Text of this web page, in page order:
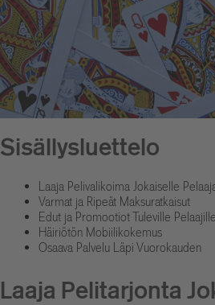
Sisällysluettelo
Laaja Pelivalikoima Jokaiselle
Varmat ja Ripeät Maksuratkaisut
Edut ja Promootiot Tuleville Pelaajille
Häiriötön Mobiilikokemus
Osaava Palvelu Läpi Vuorokauden
Laaja Pelitarjonta